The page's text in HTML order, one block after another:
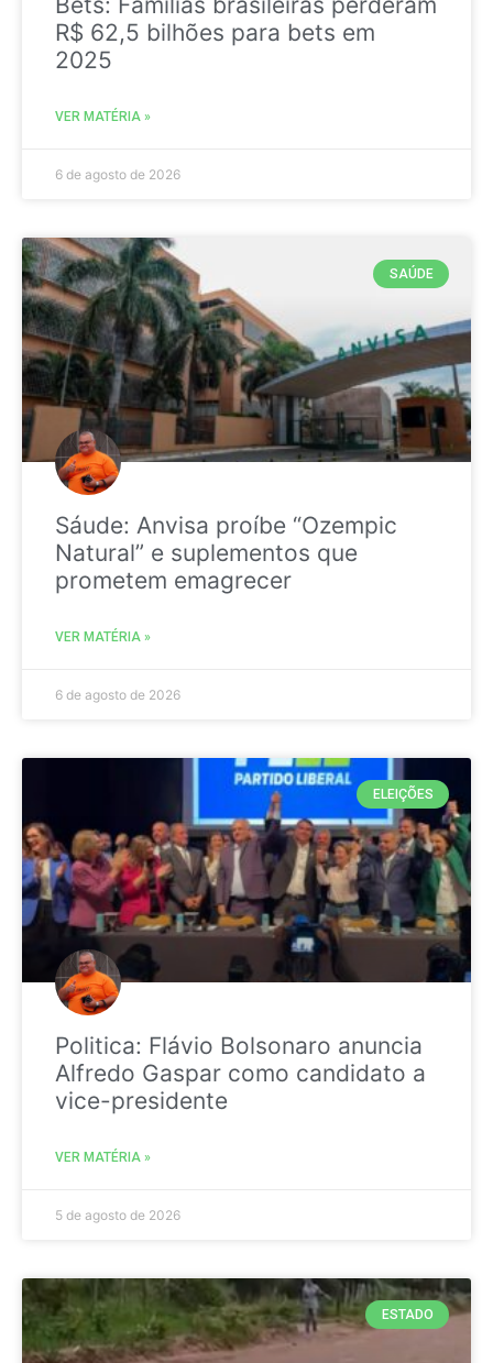
R$ 62,5 bilhões para bets em
2025
VER MATÉRIA »
6 de agosto de 2026
SAÚDE
Sáude: Anvisa proíbe “Ozempic
Natural” e suplementos que
prometem emagrecer
VER MATÉRIA »
6 de agosto de 2026
ELEIÇÕES
Politica: Flávio Bolsonaro anuncia
Alfredo Gaspar como candidato a
vice-presidente
VER MATÉRIA »
5 de agosto de 2026
ESTADO